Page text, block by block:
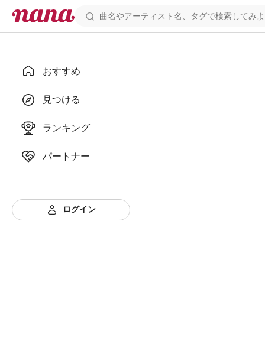
おすすめ
見つける
ランキング
パートナー
ログイン